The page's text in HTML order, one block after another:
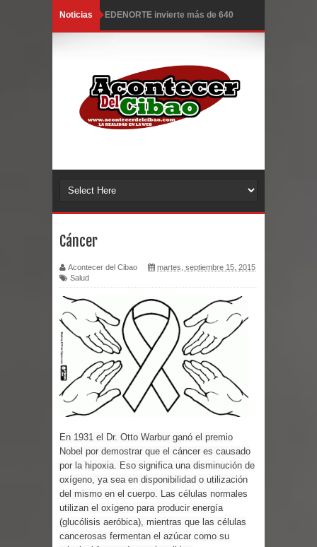
Noticias EDENORTE invierte más de 640
EE.UU. hace nuevos ataques a Irán;
hay 3 muertos y 2 heridos
Congreso estudia ley da poder al
miércoles con aguaceros en varias
provincias
ESCUELAS RADIOFONICAS SANTA
MARIA INFORMA QUE YA ESTAN
Tragedia enluta a Baní: seis personas
fallecen la noche de este lunes en dos
hechos separados
Cáncer
Acontecer del Cibao
martes, septiembre 15, 2015
Salud
En 1931 el Dr. Otto Warbur ganó el premio
Nobel por demostrar que el cáncer es causado
por la hipoxia. Eso significa una disminución de
oxígeno, ya sea en disponibilidad o utilización
del mismo en el cuerpo. Las células normales
utilizan el oxígeno para producir energía
(glucólisis aeróbica), mientras que las células
cancerosas fermentan el azúcar como su